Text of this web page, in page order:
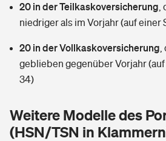
Zur Übersicht
Tools
Wer versichert was: Jetzt Versicherer
Handyversicherung
Musikinstrumentenversicherung
Sie haben Fragen?
20 in der Teilkaskoversicherung
niedriger als im Vorjahr (auf einer
20 in der Vollkaskoversicherung
geblieben gegenüber Vorjahr (auf
34)
Weitere Modelle des
(HSN/TSN in